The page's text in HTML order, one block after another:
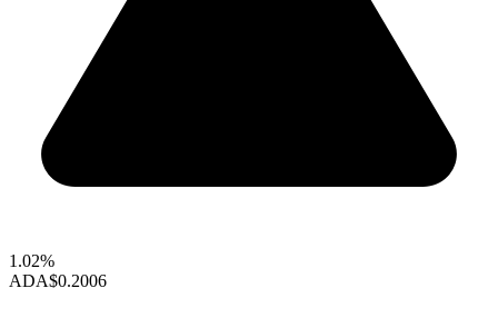
1.02%
ADA$0.2006